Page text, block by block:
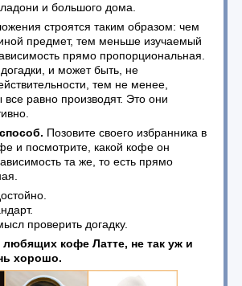
и большого дома.
строятся таким образом: чем
предмет, тем меньше изучаемый
прямо пропорциональная.
и может быть, не
тем не менее,
равно производят. Это они
Позовите своего избранника в
и посмотрите, какой кофе он
та же, то есть прямо
проверить догадку.
любящих кофе Латте, не так уж и
хорошо.